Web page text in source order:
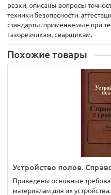
резки, описаны вопросы
техники безопасности.
стандарты, применяемые при
газорезчикам, сварщикам.
Похожие товары
Устройство полов.
Приведены основные
материалам для их